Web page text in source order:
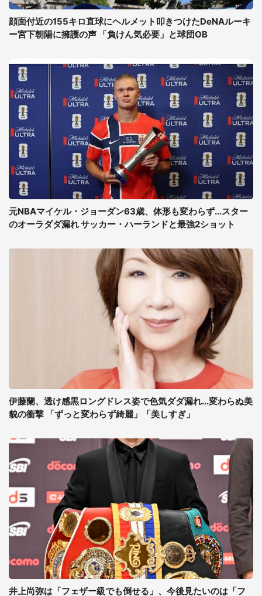
顔面付近の155キロ直球にヘルメット叩きつけたDeNAルーキ
ー宮下朝陽に擁護の声 「負けん気必要」と球団OB
元NBAマイケル・ジョーダン63歳、体形も変わらず...スター
のオーラダダ漏れ サッカー・ハーランドと最強2ショット
伊藤蘭、透け感黒ロングドレス姿で色気ダダ漏れ...変わらぬ美
貌の衝撃 「ずっと変わらず綺麗」「美しすぎ」
井上尚弥は「フェザー級でも倒せる」、今後見たいのは「フ